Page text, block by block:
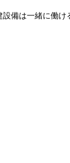
備は一緒に働け